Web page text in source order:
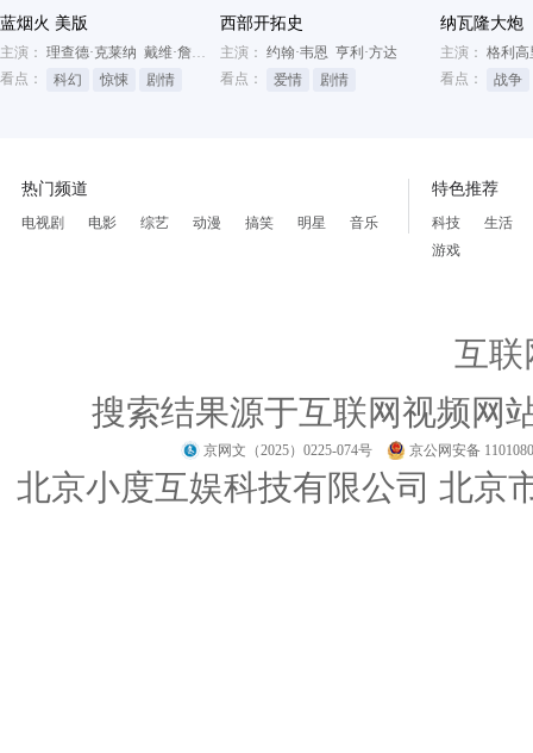
蓝烟火 美版
主演： 理查德·克莱纳 戴维·詹森
吉恩·哈克曼
看点：
科幻 惊悚 剧情
西部开拓史
主演： 约翰·韦恩 亨利·方达
看点：
爱情 剧情
纳瓦隆大炮
主演： 格利高
看点：
战争
热门频道
电视剧 电影 综艺 动漫 搞笑 明星 音乐
特色推荐
科技
生活
游戏
互联
搜索结果源于互联网视频网
京网文（2025）0225-074号 京公网安备
北京小度互娱科技有限公司 北京